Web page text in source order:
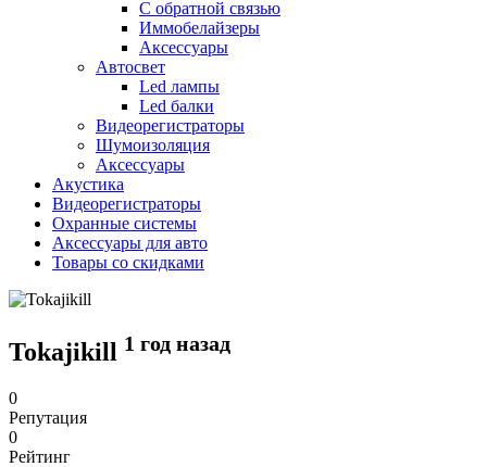
С обратной связью
Иммобелайзеры
Аксессуары
Автосвет
Led лампы
Led балки
Видеорегистраторы
Шумоизоляция
Аксессуары
Акустика
Видеорегистраторы
Охранные системы
Аксессуары для авто
Товары со скидками
Tokajikill 1 год назад
0
Репутация
0
Рейтинг